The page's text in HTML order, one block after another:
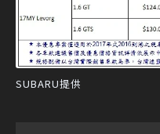
SUBARU提供